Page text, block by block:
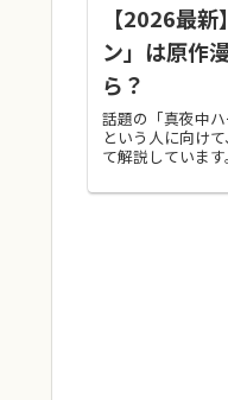
【2026最
ン」は原作
ら？
話題の「真夜中
という人に向け
て解説しています。